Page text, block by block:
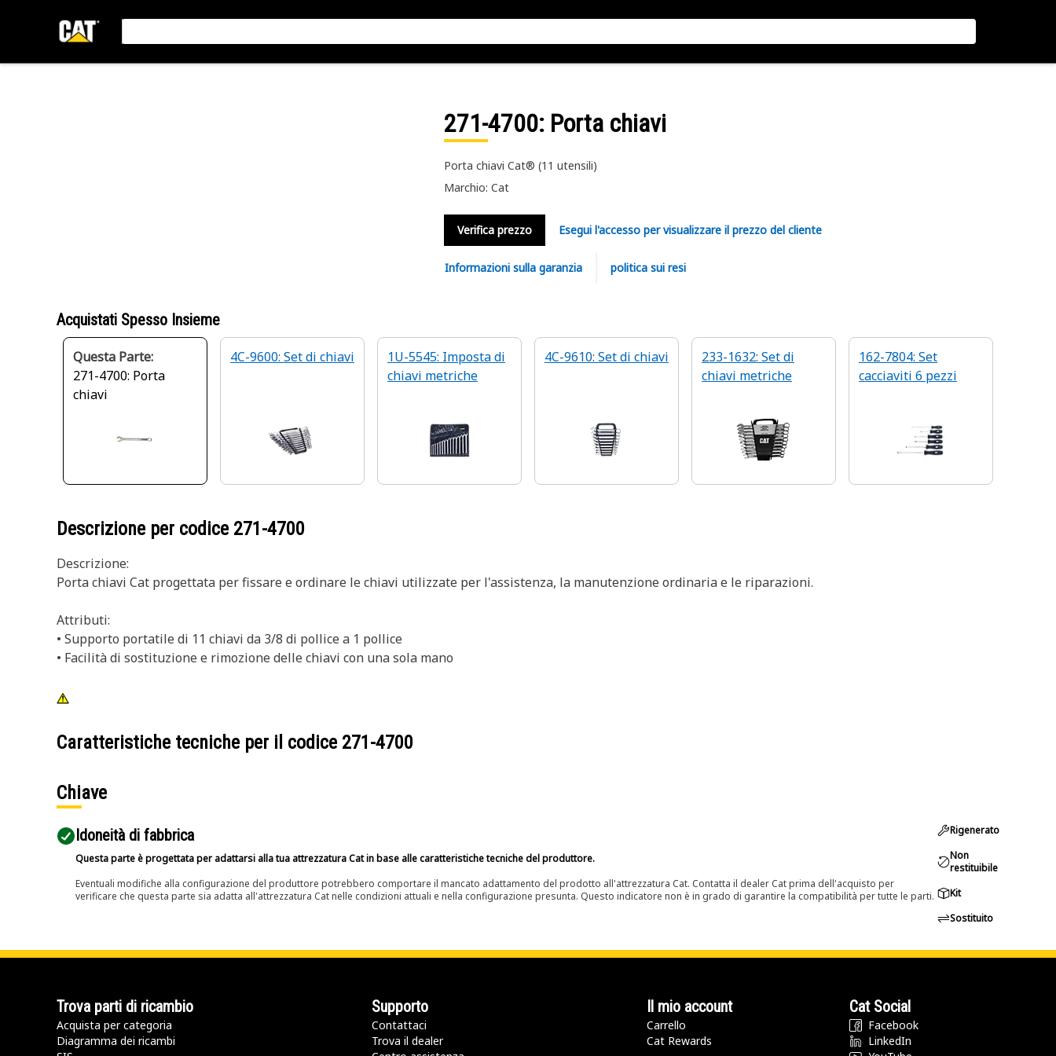
271-4700: Porta chiavi
Porta chiavi Cat® (11 utensili)
Marchio: Cat
Verifica prezzo Esegui l'accesso per visualizzare il prezzo del cliente
Informazioni sulla garanzia politica sui resi
Acquistati Spesso Insieme
Questa Parte:
271-4700: Porta
chiavi
4C-9600: Set di chiavi
1U-5545: Imposta di
chiavi metriche
4C-9610: Set di chiavi
233-1632: Set di
chiavi metriche
162-7804: Set
cacciaviti 6 pezzi
Descrizione per codice 271-4700
Descrizione:
Porta chiavi Cat progettata per fissare e ordinare le chiavi utilizzate per l'assistenza, la manutenzione ordinaria e le riparazioni.
Attributi:
• Supporto portatile di 11 chiavi da 3/8 di pollice a 1 pollice
• Facilità di sostituzione e rimozione delle chiavi con una sola mano
Caratteristiche tecniche per il codice 271-4700
Chiave
Idoneità di fabbrica
Questa parte è progettata per adattarsi alla tua attrezzatura Cat in base alle caratteristiche tecniche del produttore.
Eventuali modifiche alla configurazione del produttore potrebbero comportare il mancato adattamento del prodotto all'attrezzatura Cat. Contatta il dealer Cat prima dell'acquisto per
verificare che questa parte sia adatta all'attrezzatura Cat nelle condizioni attuali e nella configurazione presunta. Questo indicatore non è in grado di garantire la compatibilità per tutte le parti.
Rigenerato
Non
restituibile
Kit
Sostituito
Trova parti di ricambio
Acquista per categoria
Diagramma dei ricambi
Supporto
Contattaci
Trova il dealer
Il mio account
Carrello
Cat Rewards
Cat Social
Facebook
LinkedIn